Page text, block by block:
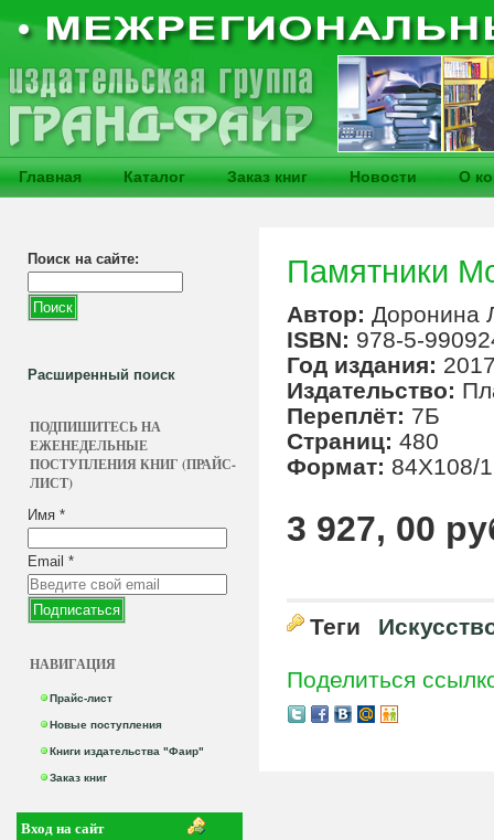
Главная Каталог Заказ книг Новости О
Поиск на сайте:
Расширенный поиск
ПОДПИШИТЕСЬ НА
ЕЖЕНЕДЕЛЬНЫЕ
ПОСТУПЛЕНИЯ КНИГ (ПРАЙС-
ЛИСТ)
Имя *
Email *
НАВИГАЦИЯ
Прайс-лист
Новые поступления
Книги издательства "Фаир"
Заказ книг
Вход на сайт
Памятники
Автор: Доронина
ISBN: 978-5-
Год издания:
Издательство:
Переплёт: 7Б
Страниц: 480
Формат: 84Х108/
3 927, 00
Теги
Поделиться